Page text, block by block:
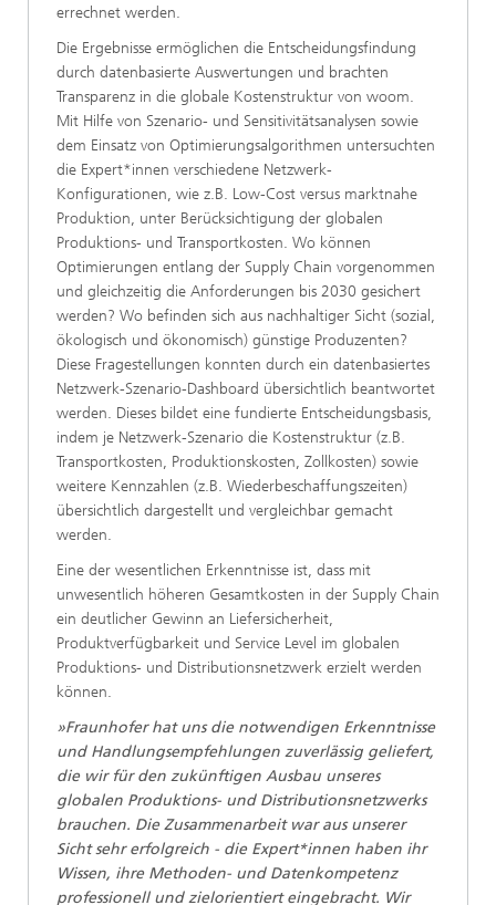
errechnet werden.
Die Ergebnisse ermöglichen die Entscheidungsfindung
durch datenbasierte Auswertungen und brachten
Transparenz in die globale Kostenstruktur von woom.
Mit Hilfe von Szenario- und Sensitivitätsanalysen sowie
dem Einsatz von Optimierungsalgorithmen untersuchten
die Expert*innen verschiedene Netzwerk-
Konfigurationen, wie z.B. Low-Cost versus marktnahe
Produktion, unter Berücksichtigung der globalen
Produktions- und Transportkosten. Wo können
Optimierungen entlang der Supply Chain vorgenommen
und gleichzeitig die Anforderungen bis 2030 gesichert
werden? Wo befinden sich aus nachhaltiger Sicht (sozial,
ökologisch und ökonomisch) günstige Produzenten?
Diese Fragestellungen konnten durch ein datenbasiertes
Netzwerk-Szenario-Dashboard übersichtlich beantwortet
werden. Dieses bildet eine fundierte Entscheidungsbasis,
indem je Netzwerk-Szenario die Kostenstruktur (z.B.
Transportkosten, Produktionskosten, Zollkosten) sowie
weitere Kennzahlen (z.B. Wiederbeschaffungszeiten)
übersichtlich dargestellt und vergleichbar gemacht
werden.
Eine der wesentlichen Erkenntnisse ist, dass mit
unwesentlich höheren Gesamtkosten in der Supply Chain
ein deutlicher Gewinn an Liefersicherheit,
Produktverfügbarkeit und Service Level im globalen
Produktions- und Distributionsnetzwerk erzielt werden
können.
»Fraunhofer hat uns die notwendigen Erkenntnisse
und Handlungsempfehlungen zuverlässig geliefert,
die wir für den zukünftigen Ausbau unseres
globalen Produktions- und Distributionsnetzwerks
brauchen. Die Zusammenarbeit war aus unserer
Sicht sehr erfolgreich - die Expert*innen haben ihr
Wissen, ihre Methoden- und Datenkompetenz
professionell und zielorientiert eingebracht. Wir